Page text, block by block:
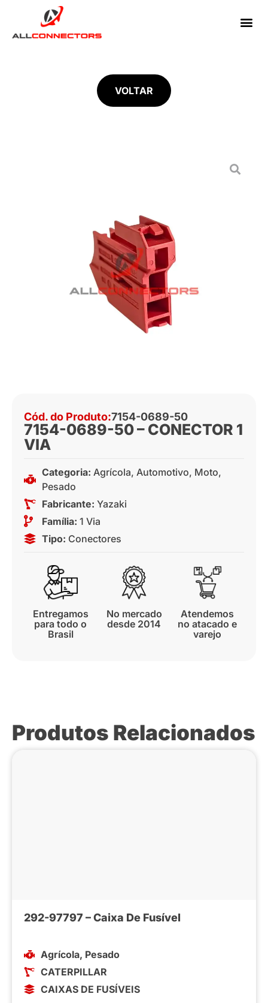
VOLTAR
Cód. do Produto:7154-0689-50
7154-0689-50 – CONECTOR 1
VIA
Categoria: Agrícola, Automotivo, Moto,
Pesado
Fabricante: Yazaki
Família: 1 Via
Tipo: Conectores
Entregamos
para todo o
Brasil
No mercado
desde 2014
Atendemos
no atacado e
varejo
Produtos Relacionados
292-97797 – Caixa De Fusível
Agrícola, Pesado
CATERPILLAR
CAIXAS DE FUSÍVEIS